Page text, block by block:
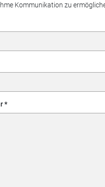
Kommunikation zu